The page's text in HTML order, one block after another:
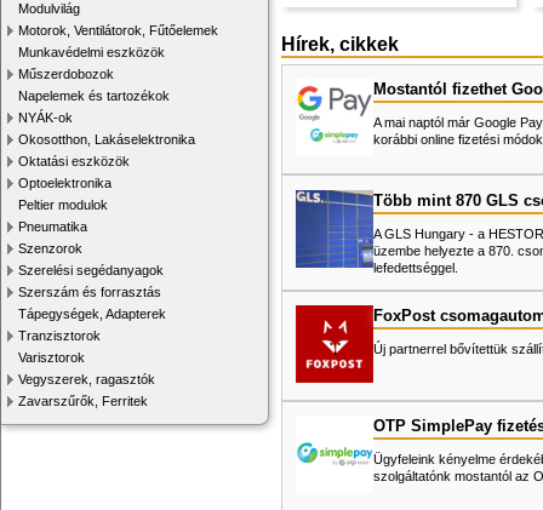
Modulvilág
Motorok, Ventilátorok, Fűtőelemek
Munkavédelmi eszközök
Műszerdobozok
Napelemek és tartozékok
NYÁK-ok
Okosotthon, Lakáselektronika
Oktatási eszközök
Optoelektronika
Peltier modulok
Pneumatika
Szenzorok
Szerelési segédanyagok
Szerszám és forrasztás
Tápegységek, Adapterek
Tranzisztorok
Varisztorok
Vegyszerek, ragasztók
Zavarszűrők, Ferritek
Hírek, cikkek
Mostantól fizethet
A mai naptól már Google
korábbi online fizetési
Több mint 870 GLS
A GLS Hungary - a
üzembe helyezte a 870.
lefedettséggel.
FoxPost
Új partnerrel bővítettük
OTP SimplePay
Ügyfeleink kényelme
szolgáltatónk mostantól az